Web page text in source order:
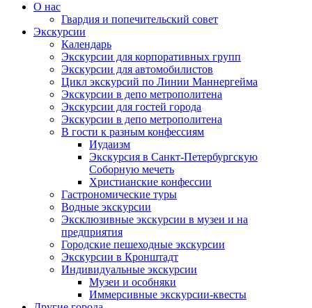
О нас
Гвардия и попечительский совет
Экскурсии
Календарь
Экскурсии для корпоративных групп
Экскурсии для автомобилистов
Цикл экскурсий по Линии Маннергейма
Экскурсии в депо метрополитена
Экскурсии для гостей города
Экскурсии в депо метрополитена
В гости к разным конфессиям
Иудаизм
Экскурсия в Санкт-Петербургскую
Соборную мечеть
Христианские конфессии
Гастрономические туры
Водные экскурсии
Эксклюзивные экскурсии в музеи и на
предприятия
Городские пешеходные экскурсии
Экскурсии в Кронштадт
Индивидуальные экскурсии
Музеи и особняки
Иммерсивные экскурсии-квесты